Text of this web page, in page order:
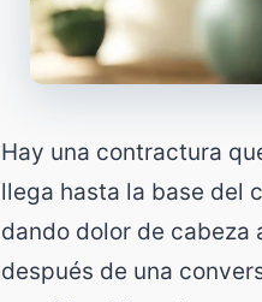
Hay una contractura
llega hasta la base del
dando dolor de cabeza
después de una